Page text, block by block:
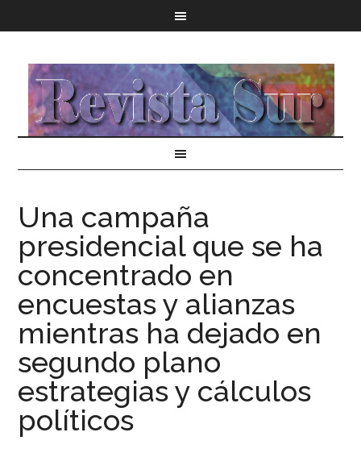
Una campaña
presidencial que se ha
concentrado en
encuestas y alianzas
mientras ha dejado en
segundo plano
estrategias y cálculos
políticos